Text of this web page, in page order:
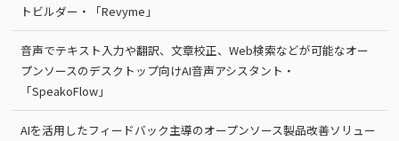
トビルダー・「Revyme」
音声でテキスト入力や翻訳、文章校正、Web検索などが可能なオー
プンソースのデスクトップ向けAI音声アシスタント・
「SpeakoFlow」
AIを活用したフィードバック主導のオープンソース製品改善ソリュー